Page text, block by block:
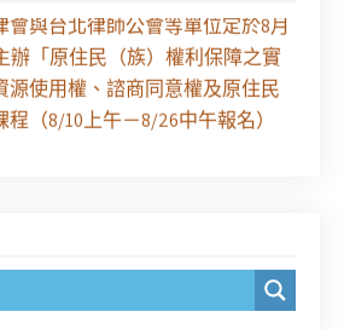
會與台北律師公會等單位定於8月
辦「原住民（族）權利保障之實
源使用權、諮商同意權及原住民
（8/10上午－8/26中午報名）
：自115年6月26日起，新設立
參加「勞動權益講習」